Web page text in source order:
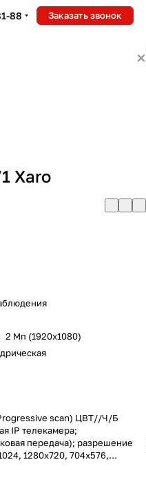
88 Заказать звонок
Xaro
2 Мп (1920x1080)
scan) ЦВТ//Ч/Б
IP телекамера;
передача); разрешение
1280x720, 704x576,
(цв.)/0лк (ч/б, ИК
подсветка до 50м; особо